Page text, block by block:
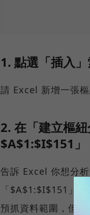
1. 點選「插入
請 Excel 新增一張樞
2. 在「建立樞
$A$1:$I$151」
告訴 Excel 你想分
「$A$1:$I$151」
預抓資料範圍，但